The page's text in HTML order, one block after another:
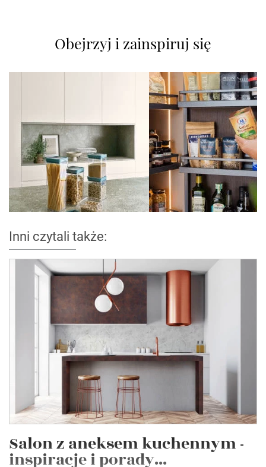
Obejrzyj i zainspiruj się
Inni czytali także:
Salon z aneksem kuchennym -
inspiracje i porady...